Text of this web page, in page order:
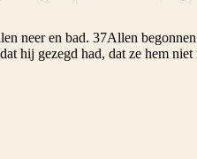
neer en bad. 37Allen
hij gezegd had, dat ze hem